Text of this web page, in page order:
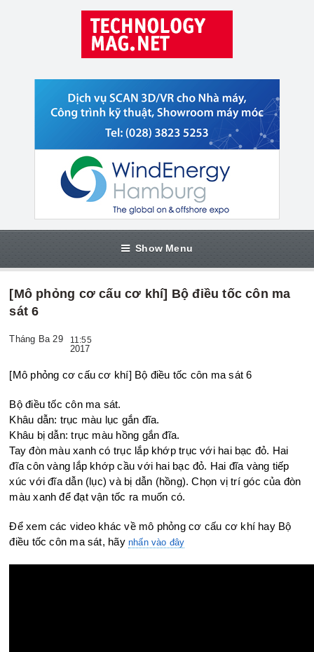
Show Menu
[Mô phỏng cơ cấu cơ khí] Bộ điều tốc côn ma
sát 6
Tháng Ba 29 11:55
2017
[Mô phỏng cơ cấu cơ khí] Bộ điều tốc côn ma sát 6
Bộ điều tốc côn ma sát.
Khâu dẫn: trục màu lục gắn đĩa.
Khâu bị dẫn: trục màu hồng gắn đĩa.
Tay đòn màu xanh có trục lắp khớp trục với hai bạc đỏ. Hai
đĩa côn vàng lắp khớp cầu với hai bạc đỏ. Hai đĩa vàng tiếp
xúc với đĩa dẫn (lục) và bị dẫn (hồng). Chọn vị trí góc của đòn
màu xanh để đạt vận tốc ra muốn có.
Để xem các video khác về mô phỏng cơ cấu cơ khí hay Bộ
điều tốc côn ma sát, hãy nhấn vào đây